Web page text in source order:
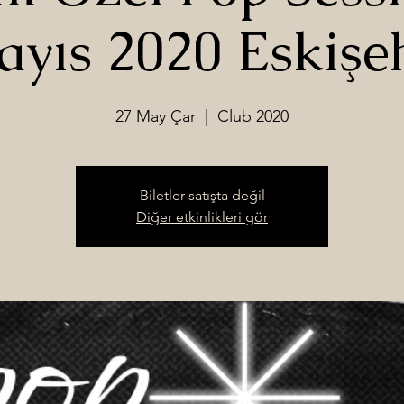
2020
27 May Çar Club 2020
Biletler satışta değil
Diğer etkinlikleri gör